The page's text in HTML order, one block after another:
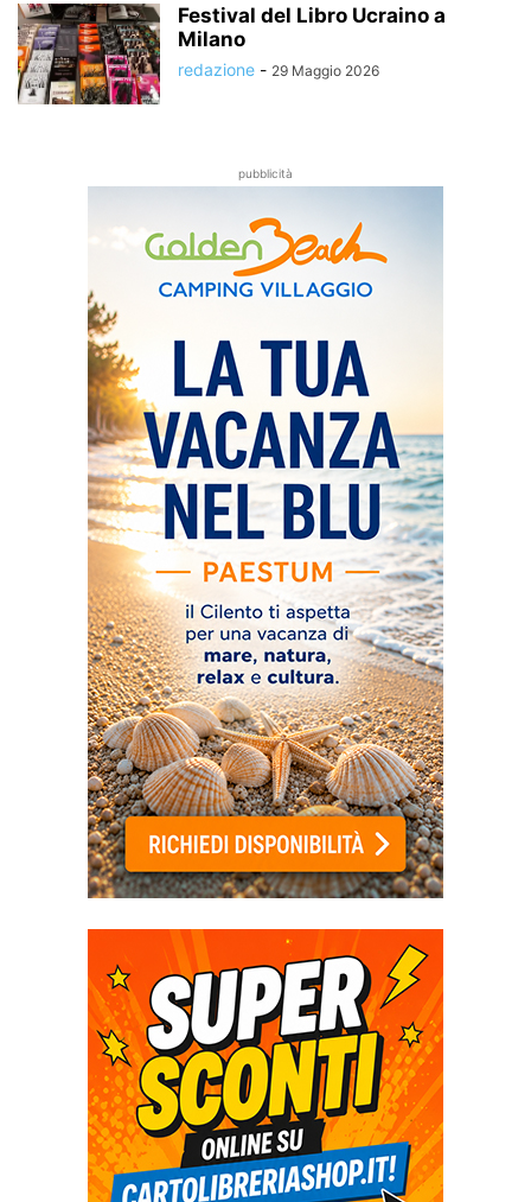
Festival del Libro Ucraino a
Milano
redazione - 29 Maggio 2026
pubblicità